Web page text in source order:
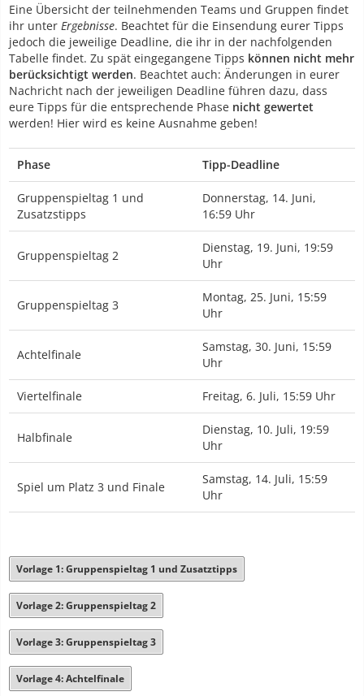
Eine Übersicht der teilnehmenden Teams und Gruppen findet
ihr unter Ergebnisse. Beachtet für die Einsendung eurer Tipps
jedoch die jeweilige Deadline, die ihr in der nachfolgenden
Tabelle findet. Zu spät eingegangene Tipps können nicht mehr
berücksichtigt werden. Beachtet auch: Änderungen in eurer
Nachricht nach der jeweiligen Deadline führen dazu, dass
eure Tipps für die entsprechende Phase nicht gewertet
werden! Hier wird es keine Ausnahme geben!
Phase Tipp-Deadline
Gruppenspieltag 1 und
Zusatzstipps
Donnerstag, 14. Juni,
16:59 Uhr
Gruppenspieltag 2
Dienstag, 19. Juni, 19:59
Uhr
Gruppenspieltag 3
Montag, 25. Juni, 15:59
Uhr
Achtelfinale
Samstag, 30. Juni, 15:59
Uhr
Viertelfinale Freitag, 6. Juli, 15:59 Uhr
Halbfinale
Dienstag, 10. Juli, 19:59
Uhr
Spiel um Platz 3 und Finale
Samstag, 14. Juli, 15:59
Uhr
Vorlage 1: Gruppenspieltag 1 und Zusatztipps
Vorlage 2: Gruppenspieltag 2
Vorlage 3: Gruppenspieltag 3
Vorlage 4: Achtelfinale